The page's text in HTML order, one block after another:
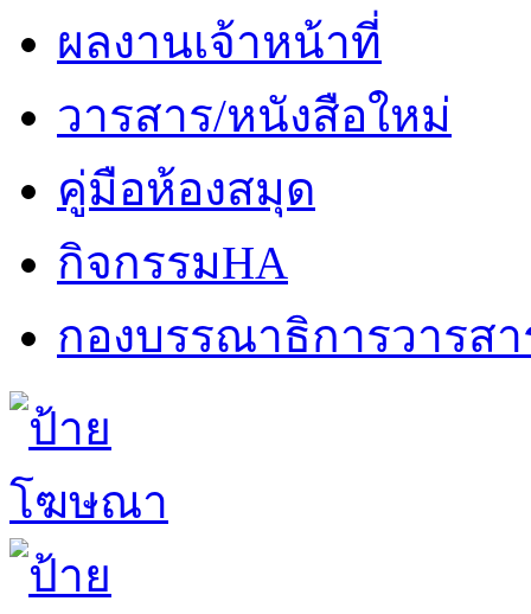
ผลงานเจ้าหน้าที่
วารสาร/หนังสือใหม่
คู่มือห้องสมุด
กิจกรรมHA
กองบรรณาธิการวารส